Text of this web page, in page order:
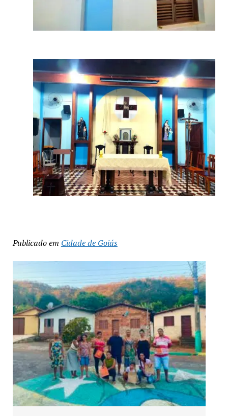
Publicado em Cidade de Goiás
Exposição “Arte em Cores” leva pinturas a